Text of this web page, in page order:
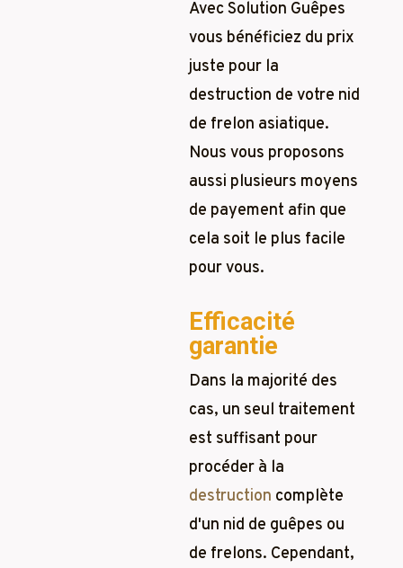
Avec Solution Guêpes
vous bénéficiez du prix
juste pour la
destruction de votre nid
de frelon asiatique.
Nous vous proposons
aussi plusieurs moyens
de payement afin que
cela soit le plus facile
pour vous.
Efficacité
garantie
Dans la majorité des
cas, un seul traitement
est suffisant pour
procéder à la
destruction complète
d'un nid de guêpes ou
de frelons. Cependant,